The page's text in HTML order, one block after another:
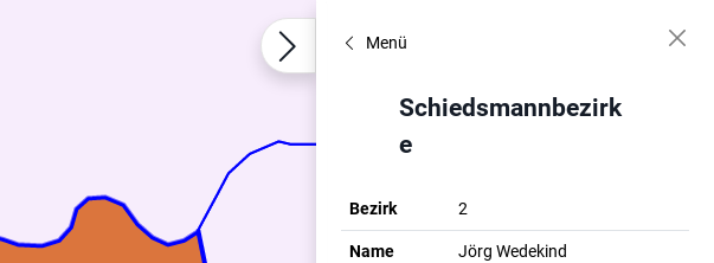
Menü
Schiedsmannbezirk
e
Bezirk 2
Name Jörg Wedekind